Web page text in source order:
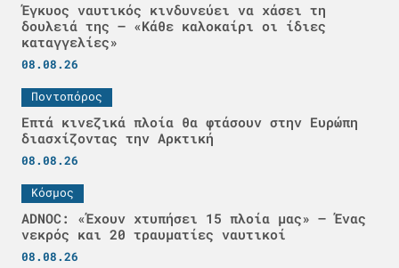
Έγκυος ναυτικός κινδυνεύει να χάσει τη
δουλειά της – «Κάθε καλοκαίρι οι ίδιες
καταγγελίες»
08.08.26
Ποντοπόρος
Επτά κινεζικά πλοία θα φτάσουν στην Ευρώπη
διασχίζοντας την Αρκτική
08.08.26
Κόσμος
ADNOC: «Έχουν χτυπήσει 15 πλοία μας» – Ένας
νεκρός και 20 τραυματίες ναυτικοί
08.08.26